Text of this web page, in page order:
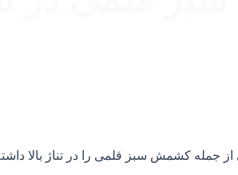
کشمش سبز قلمی را در تناژ بالا